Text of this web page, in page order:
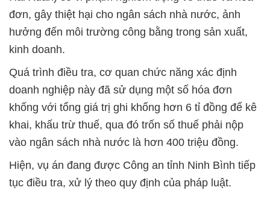
đơn, gây thiệt hại cho ngân sách nhà nước, ảnh
hưởng đến môi trường công bằng trong sản xuất,
kinh doanh.
Quá trình điều tra, cơ quan chức năng xác định
doanh nghiệp này đã sử dụng một số hóa đơn
khống với tổng giá trị ghi khống hơn 6 tỉ đồng để kê
khai, khấu trừ thuế, qua đó trốn số thuế phải nộp
vào ngân sách nhà nước là hơn 400 triệu đồng.
Hiện, vụ án đang được Công an tỉnh Ninh Bình tiếp
tục điều tra, xử lý theo quy định của pháp luật.